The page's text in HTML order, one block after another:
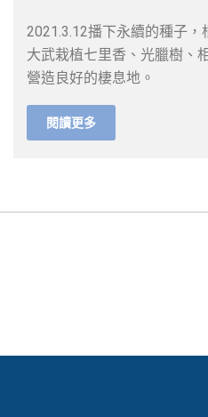
2021.3.12播下永續的種子
大武栽植七里香、光臘樹、
營造良好的棲息地。
閱讀更多